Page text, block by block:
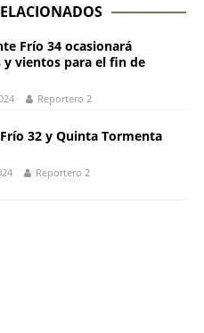
Frío 34 ocasionará
y vientos para el fin de
Reportero 2
32 y Quinta Tormenta
Reportero 2